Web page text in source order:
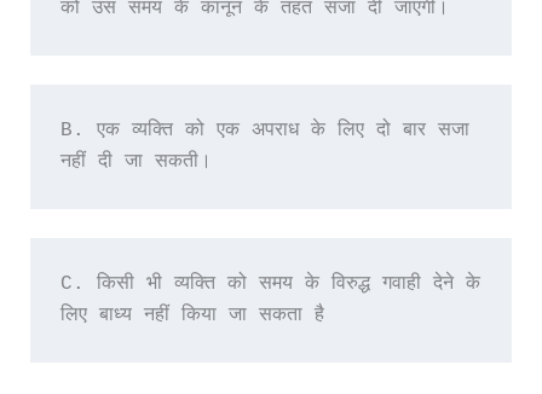
को उस समय के कानून के तहत सजा दी जाएगी।
B. एक व्यक्ति को एक अपराध के लिए दो बार सजा
नहीं दी जा सकती।
C. किसी भी व्यक्ति को समय के विरुद्ध गवाही देने के
लिए बाध्य नहीं किया जा सकता है